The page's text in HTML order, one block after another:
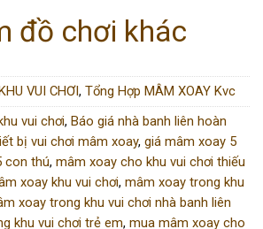
đồ chơi khác
VUI CHƠI, Tổng Hợp MÂM XOAY Kvc
vui chơi, Báo giá nhà banh liên hoàn
bị vui chơi mâm xoay, giá mâm xoay 5
con thú, mâm xoay cho khu vui chơi thiếu
xoay khu vui chơi, mâm xoay trong khu
xoay trong khu vui chơi nhà banh liên
khu vui chơi trẻ em, mua mâm xoay cho